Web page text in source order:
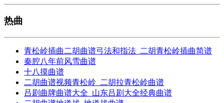
热曲
青松岭插曲二胡曲谱弓法和指法_二胡青松岭插曲简谱
秦腔八年前风雪曲谱
十八摸曲谱
二胡曲谱视频青松岭_二胡拉青松岭曲谱
吕剧曲牌曲谱大全_山东吕剧大全经典曲谱